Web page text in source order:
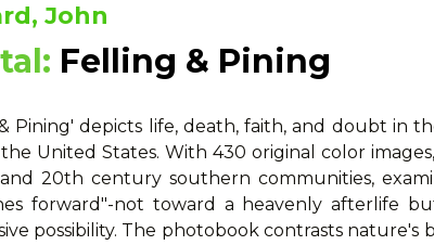
John
Felling & Pining
Pining' depicts life, death, faith, and doubt in
United States. With 430 original color
20th century southern communities,
forward"-not toward a heavenly afterlife
possibility. The photobook contrasts nature's